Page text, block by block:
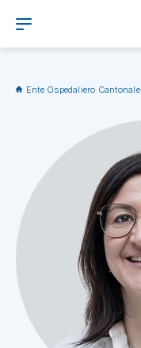
Ente Ospedaliero Cantonale